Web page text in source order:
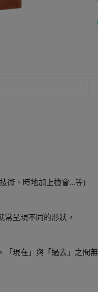
術、時地加上機會...等)
常呈現不同的形狀。
「現在」與「過去」之間